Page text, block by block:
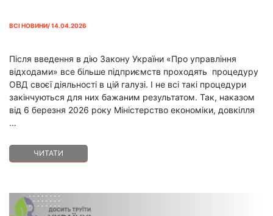
ВСІ НОВИНИ/ 14.04.2026
Після введення в дію Закону України «Про управління
відходами» все більше підприємств проходять процедуру
ОВД своєї діяльності в цій галузі. І не всі такі процедури
закінчуються для них бажаним результатом. Так, наказом
від 6 березня 2026 року Міністерство економіки, довкілля
…
ЧИТАТИ